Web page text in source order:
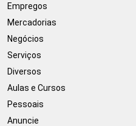
Empregos
Mercadorias
Negócios
Serviços
Diversos
Aulas e Cursos
Pessoais
Anuncie